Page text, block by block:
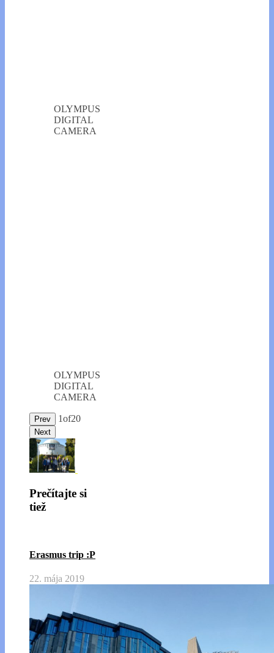
OLYMPUS
DIGITAL
CAMERA
OLYMPUS
DIGITAL
CAMERA
Prev 1of20
Next
Prečítajte si
tiež
Erasmus trip :P
22. mája 2019